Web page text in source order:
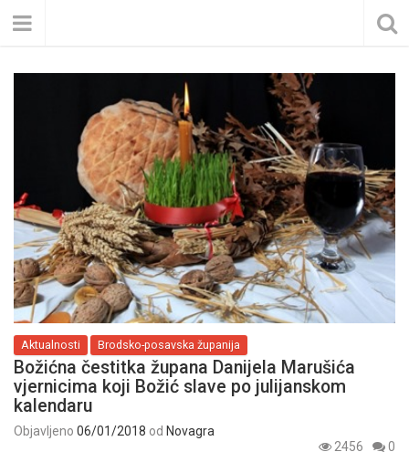
Aktualnosti Brodsko-posavska županija
Božićna čestitka župana Danijela Marušića
vjernicima koji Božić slave po julijanskom
kalendaru
Objavljeno 06/01/2018 od Novagra
2456
0